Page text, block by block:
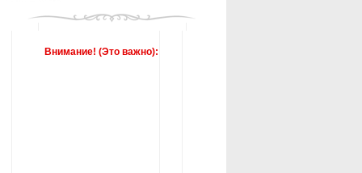
Внимание! (Это важно):